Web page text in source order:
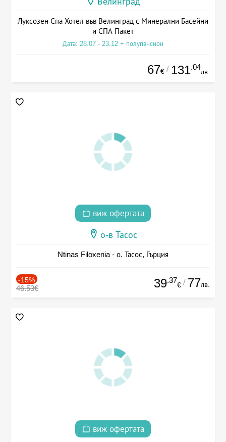
Луксозен Спа Хотел във Велинград с Минерални Басейни
и СПА Пакет
Дата: 28.07 - 23.12 + полупансион
67€ / 131.04
лв.
виж офертата
о-в Тасос
Ntinas Filoxenia - о. Тасос, Гърция
-15%
46.53€ 39.37
€ / 77лв.
виж офертата